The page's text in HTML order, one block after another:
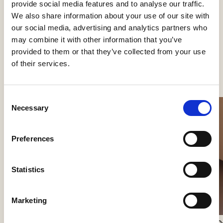
provide social media features and to analyse our traffic.
We also share information about your use of our site with
our social media, advertising and analytics partners who
may combine it with other information that you’ve
provided to them or that they’ve collected from your use
of their services.
Selection
Necessary
Preferences
Statistics
Marketing
Se flere produkter